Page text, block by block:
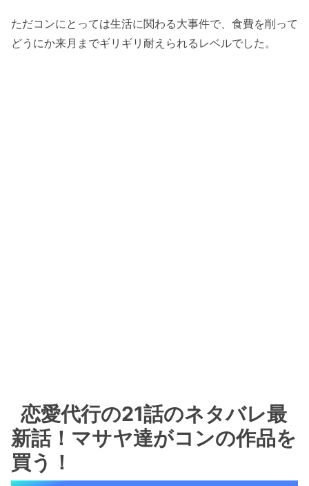
ただコンにとっては生活に関わる大事件で、食費を削って
どうにか来月までギリギリ耐えられるレベルでした。
恋愛代行の21話のネタバレ最
新話！マサヤ達がコンの作品を
買う！